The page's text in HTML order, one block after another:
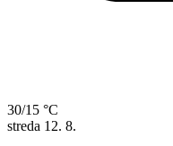
30/15 °C
streda 12. 8.